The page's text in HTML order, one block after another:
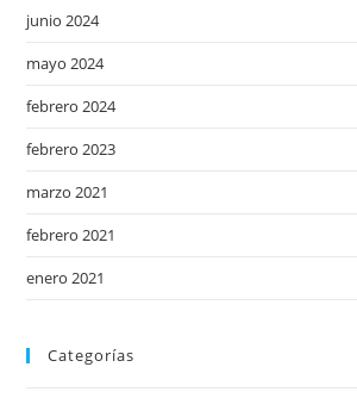
junio 2024
mayo 2024
febrero 2024
febrero 2023
marzo 2021
febrero 2021
enero 2021
Categorías